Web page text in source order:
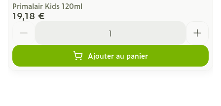
Primalair Kids 120ml
19,18 €
Ajouter au panier